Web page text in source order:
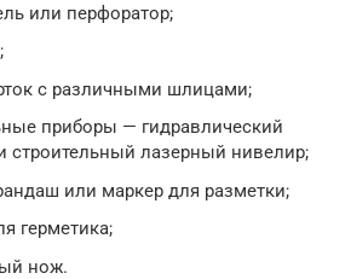
или перфоратор;
с различными шлицами;
приборы — гидравлический
строительный лазерный нивелир;
или маркер для разметки;
герметика;
нож.